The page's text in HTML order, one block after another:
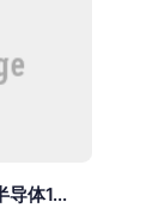
导体1...